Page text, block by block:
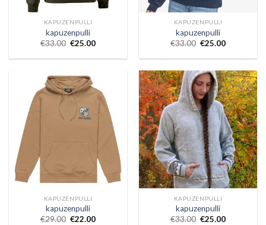
KAPUZENPULLI
kapuzenpulli
€33.00 €25.00
KAPUZENPULLI
kapuzenpulli
€33.00 €25.00
KAPUZENPULLI
kapuzenpulli
€29.00 €22.00
KAPUZENPULLI
kapuzenpulli
€33.00 €25.00